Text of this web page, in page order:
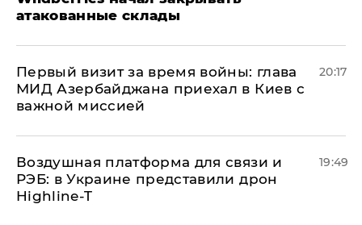
атакованные склады
Первый визит за время войны: глава
МИД Азербайджана приехал в Киев с
важной миссией
20:17
Воздушная платформа для связи и
РЭБ: в Украине представили дрон
Highline-T
19:49